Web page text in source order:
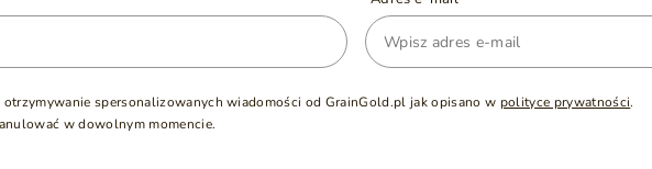
otrzymywanie spersonalizowanych wiadomości od GrainGold.pl jak opisano w polityce prywatności.
w dowolnym momencie.